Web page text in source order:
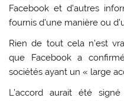
Facebook et d’autres
fournis d’une manière ou
Rien de tout cela n’est
que Facebook a
sociétés ayant un « large
L’accord aurait été